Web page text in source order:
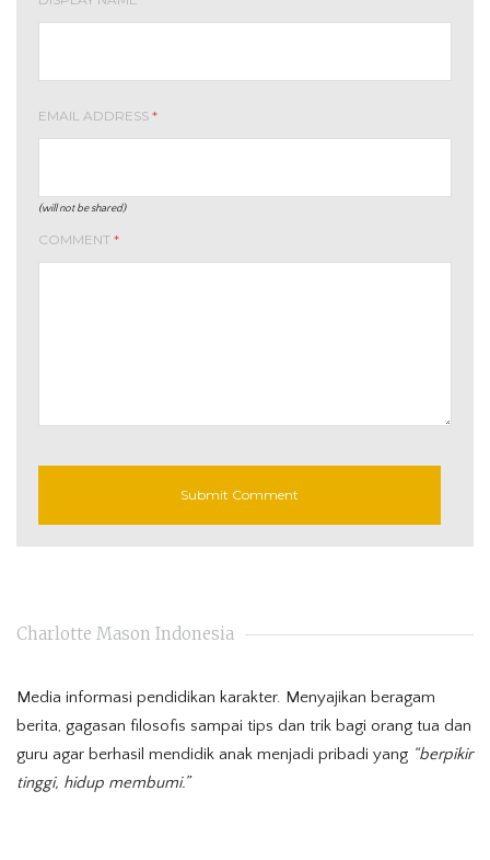
EMAIL ADDRESS *
(will not be shared)
COMMENT *
Charlotte Mason Indonesia
Media informasi pendidikan karakter. Menyajikan beragam
berita, gagasan filosofis sampai tips dan trik bagi orang tua dan
guru agar berhasil mendidik anak menjadi pribadi yang “berpikir
tinggi, hidup membumi.”